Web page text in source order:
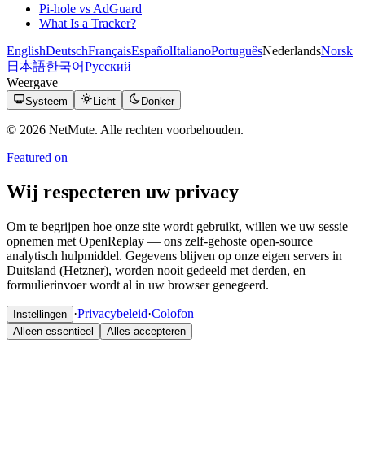
Pi-hole vs AdGuard
What Is a Tracker?
EnglishDeutschFrançaisEspañolItalianoPortuguêsNederlandsNorsk
日本語한국어Русский
Weergave
Systeem Licht Donker
© 2026 NetMute. Alle rechten voorbehouden.
Featured on
Wij respecteren uw privacy
Om te begrijpen hoe onze site wordt gebruikt, willen we uw sessie
opnemen met OpenReplay — ons zelf-gehoste open-source
analytisch hulpmiddel. Gegevens blijven op onze eigen servers in
Duitsland (Hetzner), worden nooit gedeeld met derden, en
formulierinvoer wordt al in uw browser genegeerd.
Instellingen ·Privacybeleid·Colofon
Alleen essentieel Alles accepteren